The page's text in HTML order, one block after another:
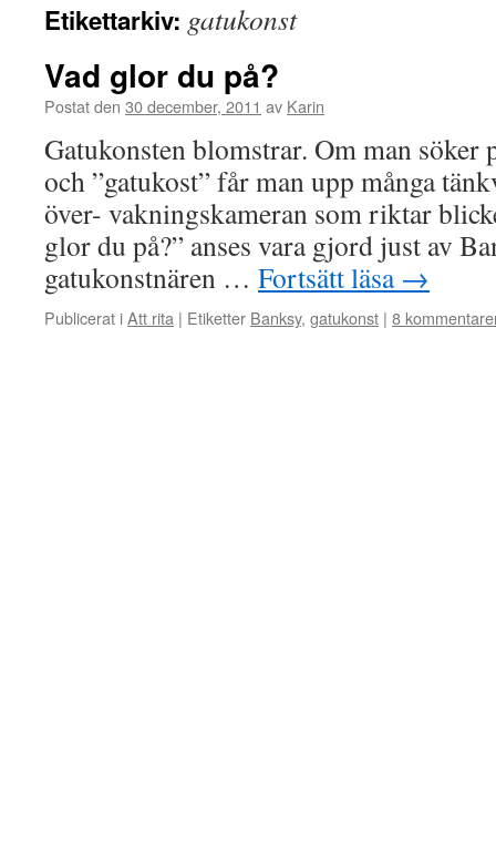
Etikettarkiv: gatukonst
Vad glor du på?
Postat den 30 december, 2011 av Karin
Gatukonsten blomstrar. Om man söker
och ”gatukost” får man upp många
över- vakningskameran som riktar
glor du på?” anses vara gjord just av
gatukonstnären … Fortsätt läsa →
Publicerat iAtt rita | Etiketter Banksy, gatukonst | 8